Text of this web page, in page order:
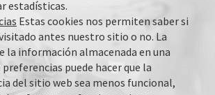
estadísticas.
Estas cookies nos permiten saber si
antes nuestro sitio o no. La
la información almacenada en una
puede hacer que la
del sitio web sea menos funcional,